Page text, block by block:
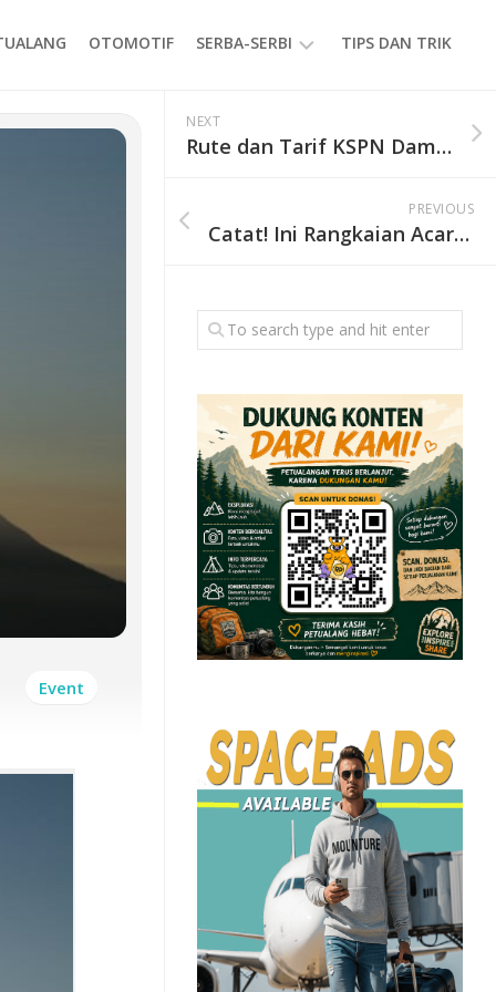
OTOMOTIF SERBA-SERBI
EVENT
GAYA
TIPS DAN TRIK
Event
NEXT
Rute dan Tarif KSPN Damri di Yogyakarta
PREVIOUS
Catat! Ini Rangkaian Acara Rawa Pening Performing Art and Festival 2024